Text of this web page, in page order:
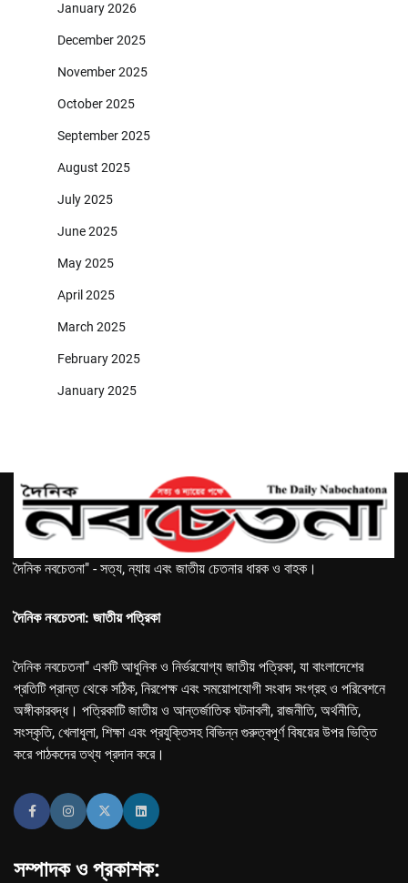
January 2026
December 2025
November 2025
October 2025
September 2025
August 2025
July 2025
June 2025
May 2025
April 2025
March 2025
February 2025
January 2025
দৈনিক নবচেতনা" - সত্য, ন্যায় এবং জাতীয় চেতনার ধারক ও বাহক।
দৈনিক নবচেতনা: জাতীয় পত্রিকা
দৈনিক নবচেতনা" একটি আধুনিক ও নির্ভরযোগ্য জাতীয় পত্রিকা, যা বাংলাদেশের
প্রতিটি প্রান্ত থেকে সঠিক, নিরপেক্ষ এবং সময়োপযোগী সংবাদ সংগ্রহ ও পরিবেশনে
অঙ্গীকারবদ্ধ। পত্রিকাটি জাতীয় ও আন্তর্জাতিক ঘটনাবলী, রাজনীতি, অর্থনীতি,
সংস্কৃতি, খেলাধুলা, শিক্ষা এবং প্রযুক্তিসহ বিভিন্ন গুরুত্বপূর্ণ বিষয়ের উপর ভিত্তি
করে পাঠকদের তথ্য প্রদান করে।
সম্পাদক ও প্রকাশক: